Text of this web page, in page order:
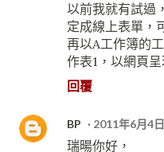
以前我就有試過
定成線上表單，
再以A工作簿的
作表1，以網頁呈
回覆
BP 2011年6月4
瑞暘你好，